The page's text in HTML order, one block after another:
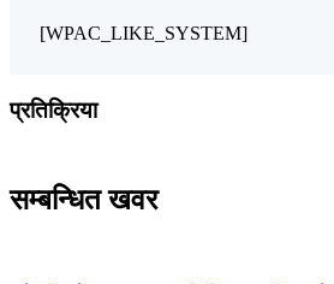
[WPAC_LIKE_SYSTEM]
प्रतिक्रिया
सम्बन्धित खवर